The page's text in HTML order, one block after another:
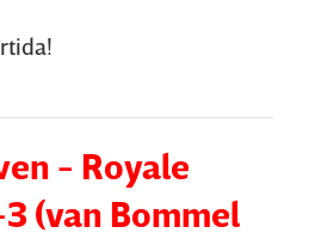
- Royale
3 (van Bommel